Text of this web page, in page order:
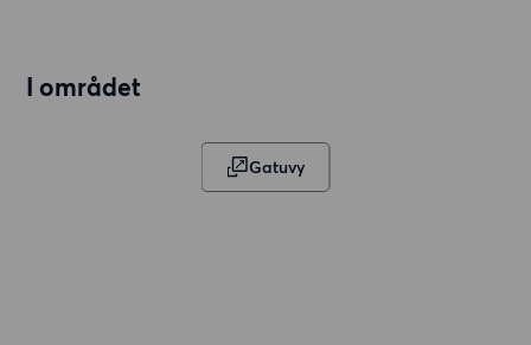
I området
Gatuvy